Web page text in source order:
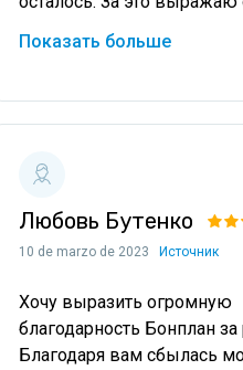
благодарность Артёму
очень грамотно объяснил
Показать больше
Любовь Бутенко
10 de marzo de 2023 Источник
Хочу выразить огромную
благодарность Бонплан за
Благодаря вам сбылась